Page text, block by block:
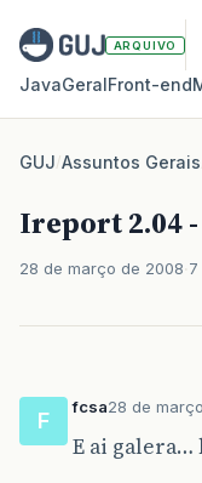
ARQUIVO
JavaGeralFront‑end
GUJ/Assuntos Gerais
Ireport 2.04
28 de março de 2008
F
fcsa28 de
E ai galera…